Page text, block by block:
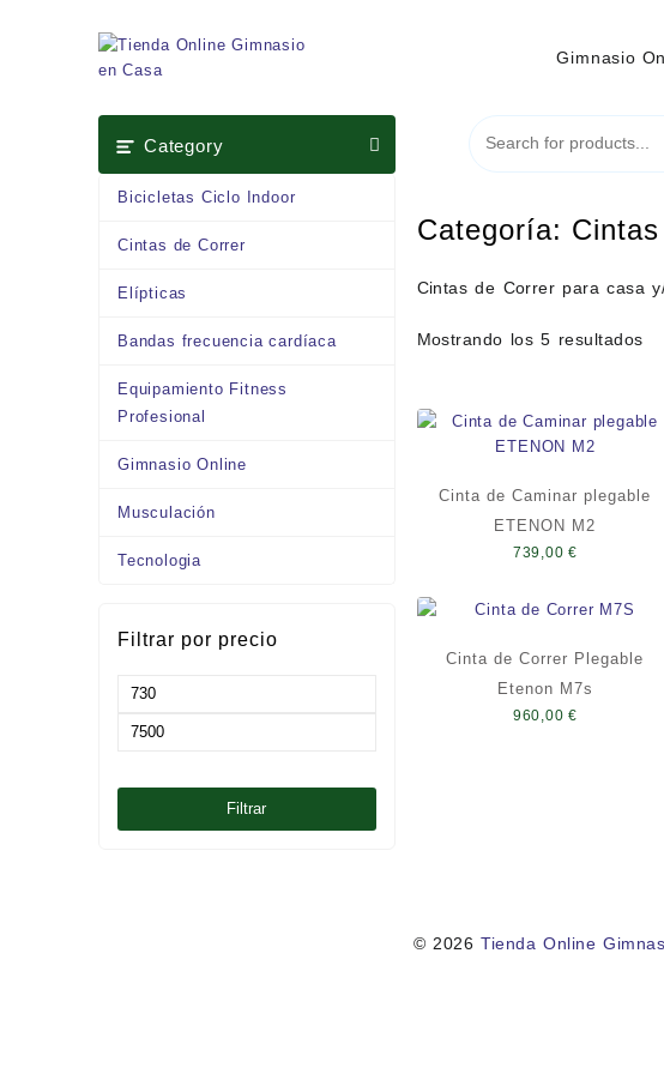
Gimnasio
Category
Bicicletas Ciclo Indoor
Cintas de Correr
Elípticas
Bandas frecuencia cardíaca
Equipamiento Fitness
Profesional
Gimnasio Online
Musculación
Tecnologia
Categoría:
Cintas de Correr para casa
Mostrando los 5 resultados
Cinta de Caminar plegable
ETENON M2
739,00€
Cinta de Correr Plegable
Etenon M7s
960,00€
Filtrar por precio
Precio
Precio
Filtrar
© 2026Tienda Online